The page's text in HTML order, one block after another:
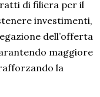
di filiera per il
investimenti,
dell’offerta
maggiore
la